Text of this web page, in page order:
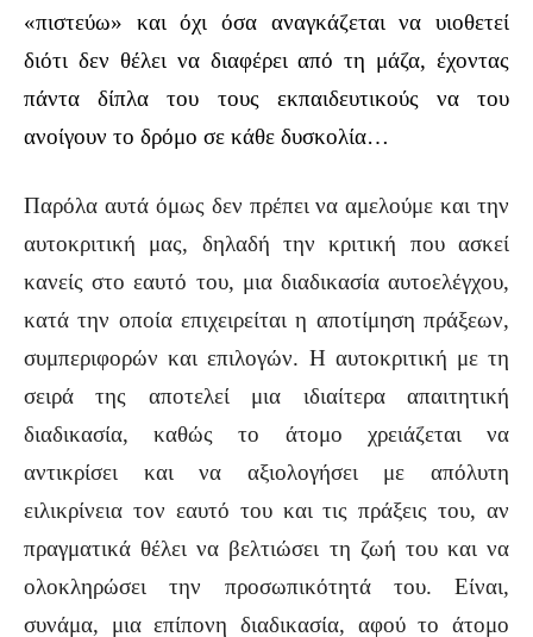
«πιστεύω» και όχι όσα αναγκάζεται να υιοθετεί
διότι δεν θέλει να διαφέρει από τη μάζα, έχοντας
πάντα δίπλα του τους εκπαιδευτικούς να του
ανοίγουν το δρόμο σε κάθε δυσκολία…
Παρόλα αυτά όμως δεν πρέπει να αμελούμε και την
αυτοκριτική μας, δηλαδή την κριτική που ασκεί
κανείς στο εαυτό του, μια διαδικασία αυτοελέγχου,
κατά την οποία επιχειρείται η αποτίμηση πράξεων,
συμπεριφορών και επιλογών. Η αυτοκριτική με τη
σειρά της αποτελεί μια ιδιαίτερα απαιτητική
διαδικασία, καθώς το άτομο χρειάζεται να
αντικρίσει και να αξιολογήσει με απόλυτη
ειλικρίνεια τον εαυτό του και τις πράξεις του, αν
πραγματικά θέλει να βελτιώσει τη ζωή του και να
ολοκληρώσει την προσωπικότητά του. Είναι,
συνάμα, μια επίπονη διαδικασία, αφού το άτομο